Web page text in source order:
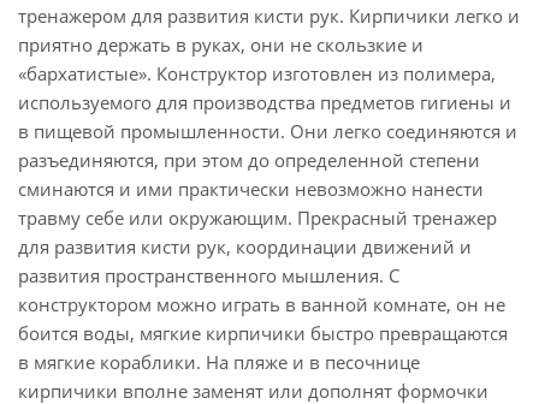
тренажером для развития кисти рук. Кирпичики легко и
приятно держать в руках, они не скользкие и
«бархатистые». Конструктор изготовлен из полимера,
используемого для производства предметов гигиены и
в пищевой промышленности. Они легко соединяются и
разъединяются, при этом до определенной степени
сминаются и ими практически невозможно нанести
травму себе или окружающим. Прекрасный тренажер
для развития кисти рук, координации движений и
развития пространственного мышления. С
конструктором можно играть в ванной комнате, он не
боится воды, мягкие кирпичики быстро превращаются
в мягкие кораблики. На пляже и в песочнице
кирпичики вполне заменят или дополнят формочки